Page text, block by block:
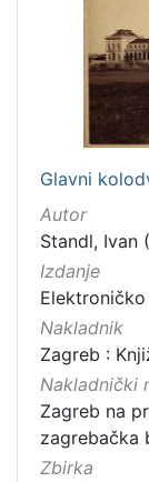
Glavni
Autor
Standl, Ivan
Izdanje
Nakladnik
Zagreb :
Nakladnički
Zagreb na
zagrebačka
Zbirka